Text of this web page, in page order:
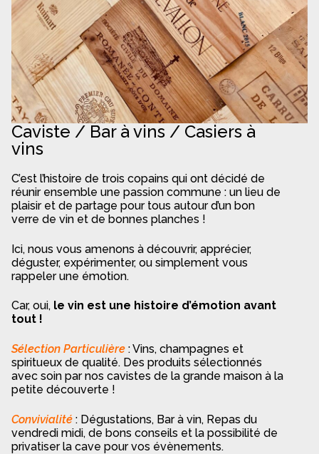
Panier
Politique de confidentialité
Politique de cookies (UE)
Qui sommes nous ?
Validation de la commande
Caviste / Bar à vins / Casiers à
vins
C’est l’histoire de trois copains qui ont décidé de
réunir ensemble une passion commune : un lieu de
plaisir et de partage pour tous autour d’un bon
verre de vin et de bonnes planches !
Ici, nous vous amenons à découvrir, apprécier,
déguster, expérimenter, ou simplement vous
rappeler une émotion.
Car, oui, le vin est une histoire d’émotion avant
tout !
Sélection Particulière : Vins, champagnes et
spiritueux de qualité. Des produits sélectionnés
avec soin par nos cavistes de la grande maison à la
petite découverte !
Convivialité : Dégustations, Bar à vin, Repas du
vendredi midi, de bons conseils et la possibilité de
privatiser la cave pour vos évènements.